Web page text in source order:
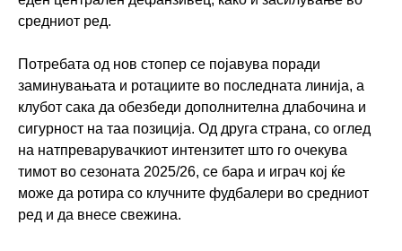
средниот ред.
Потребата од нов стопер се појавува поради
заминувањата и ротациите во последната линија, а
клубот сака да обезбеди дополнителна длабочина и
сигурност на таа позиција. Од друга страна, со оглед
на натпреварувачкиот интензитет што го очекува
тимот во сезоната 2025/26, се бара и играч кој ќе
може да ротира со клучните фудбалери во средниот
ред и да внесе свежина.